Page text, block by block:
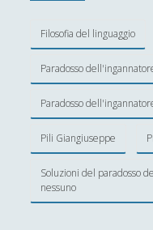
► Scoutismo(1)
► Segnalazioni(223)
► Sicurezza e
► Storia della
► Utilità(12)
► Venere in Cornice
Filosofia del linguaggio
Paradosso
Paradosso
Pili Giangiuseppe
Soluzioni del paradosso
nessuno